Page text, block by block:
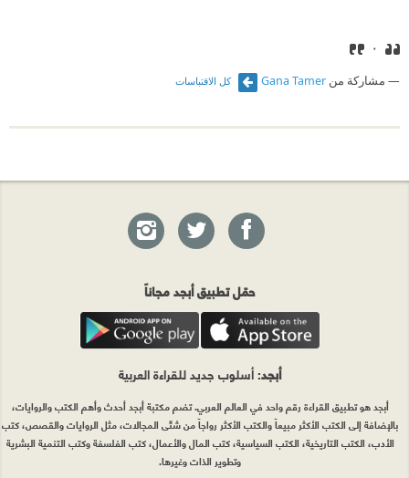
٠
مشاركة من Gana Tamer كل الاقتباسات
حمّل تطبيق أبجد مجاناً
أبجد: أسلوب جديد للقراءة العربية
أبجد هو تطبيق القراءة رقم واحد في العالم العربي. تضم مكتبة أبجد أحدث وأهم الكتب والروايات،
بالإضافة إلى الكتب الأكثر مبيعاً والكتب الأكثر رواجاً من شتّى المجالات، مثل الروايات والقصص، كتب
الأدب، الكتب التاريخية، الكتب السياسية، كتب المال والأعمال، كتب الفلسفة وكتب التنمية البشرية
وتطوير الذات وغيرها.